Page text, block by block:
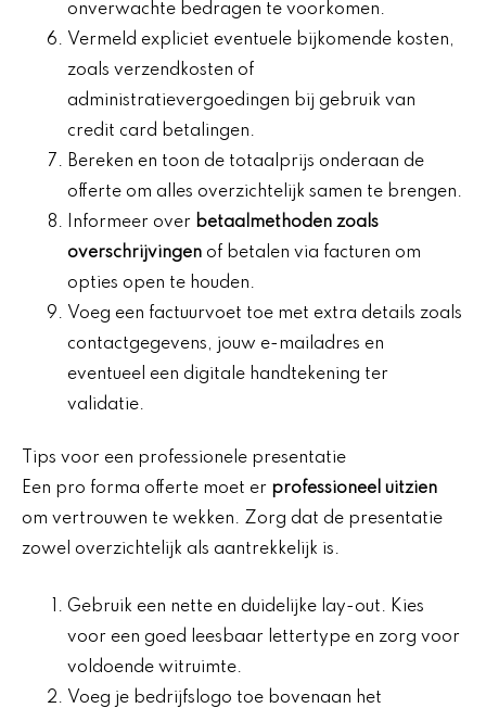
onverwachte bedragen te voorkomen.
Vermeld expliciet eventuele bijkomende kosten,
zoals verzendkosten of
administratievergoedingen bij gebruik van
credit card betalingen.
Bereken en toon de totaalprijs onderaan de
offerte om alles overzichtelijk samen te brengen.
Informeer over betaalmethoden zoals
overschrijvingen of betalen via facturen om
opties open te houden.
Voeg een factuurvoet toe met extra details zoals
contactgegevens, jouw e-mailadres en
eventueel een digitale handtekening ter
validatie.
Tips voor een professionele presentatie
Een pro forma offerte moet er professioneel uitzien
om vertrouwen te wekken. Zorg dat de presentatie
zowel overzichtelijk als aantrekkelijk is.
Gebruik een nette en duidelijke lay-out. Kies
voor een goed leesbaar lettertype en zorg voor
voldoende witruimte.
Voeg je bedrijfslogo toe bovenaan het